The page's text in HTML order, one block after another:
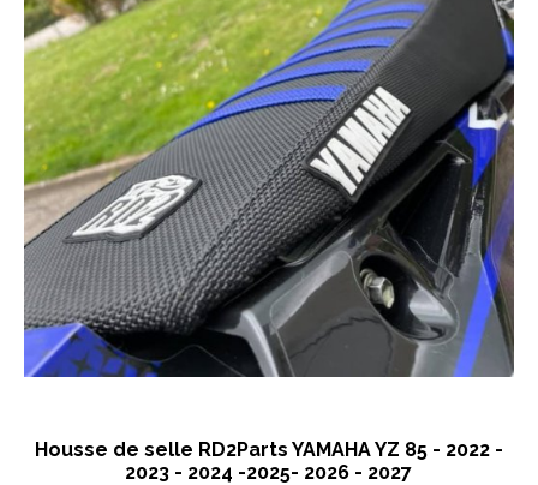
Housse de selle RD2Parts YAMAHA YZ 85 - 2022 -
2023 - 2024 -2025- 2026 - 2027